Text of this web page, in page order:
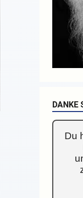
DANKE
Du